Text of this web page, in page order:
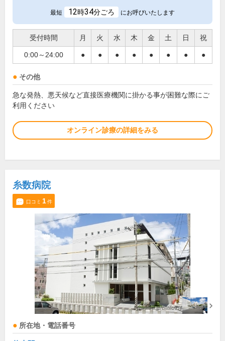
最短 12時34分ごろ にお呼びいたします
受付時間 月 火 水 木 金 土 日 祝
0:00～24:00 ● ● ● ● ● ● ● ●
その他
急な発熱、悪天候など直接医療機関に掛かる事が困難な際にご
利用ください
オンライン診療の詳細をみる
糸数病院
口コミ 1件
所在地・電話番号